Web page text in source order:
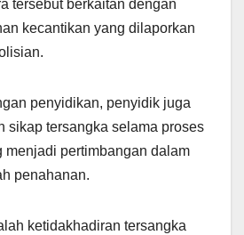
tersebut berkaitan dengan
kecantikan yang dilaporkan
penyidikan, penyidik juga
sikap tersangka selama proses
menjadi pertimbangan dalam
penahanan.
ketidakhadiran tersangka